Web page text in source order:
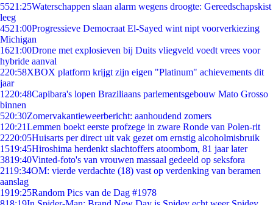
5521:25Waterschappen slaan alarm wegens droogte: Gereedschapskist
leeg
4521:00Progressieve Democraat El-Sayed wint nipt voorverkiezing
Michigan
1621:00Drone met explosieven bij Duits vliegveld voedt vrees voor
hybride aanval
220:58XBOX platform krijgt zijn eigen "Platinum" achievements dit
jaar
1220:48Capibara's lopen Braziliaans parlementsgebouw Mato Grosso
binnen
520:30Zomervakantieweerbericht: aanhoudend zomers
1 20:21Lemmen boekt eerste profzege in zware Ronde van Polen-rit
2220:05Huisarts per direct uit vak gezet om ernstig alcoholmisbruik
1519:45Hiroshima herdenkt slachtoffers atoombom, 81 jaar later
3819:40Vinted-foto's van vrouwen massaal gedeeld op seksfora
2119:34OM: vierde verdachte (18) vast op verdenking van beramen
aanslag
1919:25Random Pics van de Dag #1978